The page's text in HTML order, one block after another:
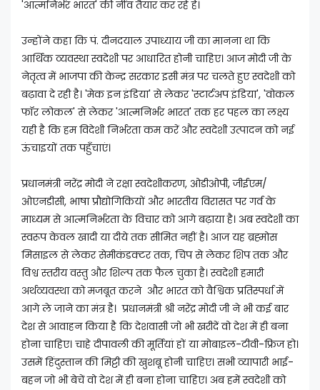
'आत्मनिर्भर भारत' की नींव तैयार कर रहे हैं।
उन्होंने कहा कि पं. दीनदयाल उपाध्याय जी का मानना था कि
आर्थिक व्यवस्था स्वदेशी पर आधारित होनी चाहिए। आज मोदी जी के
नेतृत्व में भाजपा की केन्द्र सरकार इसी मंत्र पर चलते हुए स्वदेशी को
बढ़ावा दे रही है। 'मेक इन इंडिया' से लेकर 'स्टार्टअप इंडिया', 'वोकल
फॉर लोकल' से लेकर 'आत्मनिर्भर भारत' तक हर पहल का लक्ष्य
यही है कि हम विदेशी निर्भरता कम करें और स्वदेशी उत्पादन को नई
ऊंचाइयों तक पहुँचाएं।
प्रधानमंत्री नरेंद्र मोदी ने रक्षा स्वदेशीकरण, ओडीओपी, जीईएम/
ओएनडीसी, भाषा प्रौद्योगिकियों और भारतीय विरासत पर गर्व के
माध्यम से आत्मनिर्भरता के विचार को आगे बढ़ाया है। अब स्वदेशी का
स्वरूप केवल खादी या दीये तक सीमित नहीं है। आज यह ब्रह्मोस
मिसाइल से लेकर सेमीकंडक्टर तक, चिप से लेकर शिप तक और
विश्व स्तरीय वस्तु और शिल्प तक फैल चुका है। स्वदेशी हमारी
अर्थव्यवस्था को मजबूत करने और भारत को वैश्विक प्रतिस्पर्धा में
आगे ले जाने का मंत्र है। प्रधानमंत्री श्री नरेंद्र मोदी जी ने भी कई बार
देश से आवाहन किया है कि देशवासी जो भी खरीदें वो देश में ही बना
होना चाहिए। चाहे दीपावली की मूर्तियां हों या मोबाइल-टीवी-फ्रिज हो।
उसमें हिंदुस्तान की मिट्टी की खुशबू होनी चाहिए। सभी व्यापारी भाई-
बहन जो भी बेचें वो देश में ही बना होना चाहिए। अब हमें स्वदेशी को